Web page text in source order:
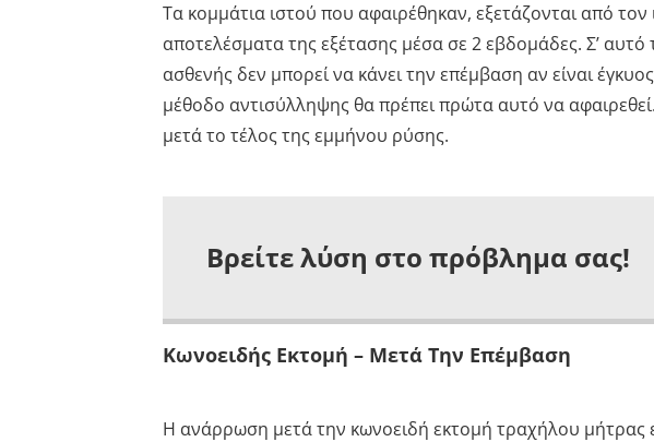
Τα κομμάτια ιστού που αφαιρέθηκαν, εξετάζονται από
αποτελέσματα της εξέτασης μέσα σε 2 εβδομάδες. Σ’ αυτό
ασθενής δεν μπορεί να κάνει την επέμβαση αν είναι
μέθοδο αντισύλληψης θα πρέπει πρώτα αυτό να
μετά το τέλος της εμμήνου ρύσης.
Βρείτε λύση στο πρόβλημα σας!
Κωνοειδής Εκτομή – Μετά Την Επέμβαση
Η ανάρρωση μετά την κωνοειδή εκτομή τραχήλου μήτρας